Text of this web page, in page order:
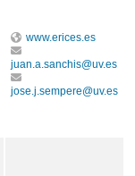
www.erices.es
juan.a.sanchis@uv.es
jose.j.sempere@uv.es